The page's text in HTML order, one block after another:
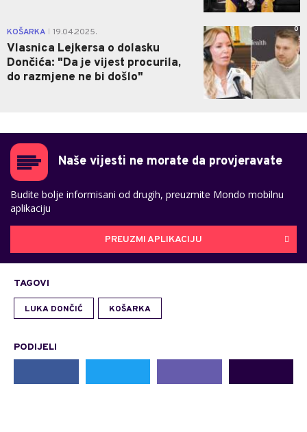
KOŠARKA 19.04.2025.
Vlasnica Lejkersa o dolasku
Dončića: "Da je vijest procurila,
do razmjene ne bi došlo"
0
Naše vijesti ne morate da provjeravate
Budite bolje informisani od drugih, preuzmite Mondo mobilnu
aplikaciju
PREUZMI APLIKACIJU
TAGOVI
LUKA DONČIĆ KOŠARKA
PODIJELI